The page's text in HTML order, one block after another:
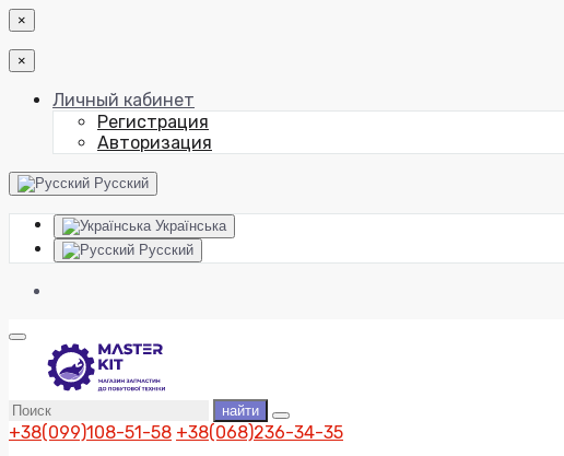
×
×
Личный кабинет
Регистрация
Авторизация
Русский
Українська
Русский
найти
+38(099)108-51-58 +38(068)236-34-35